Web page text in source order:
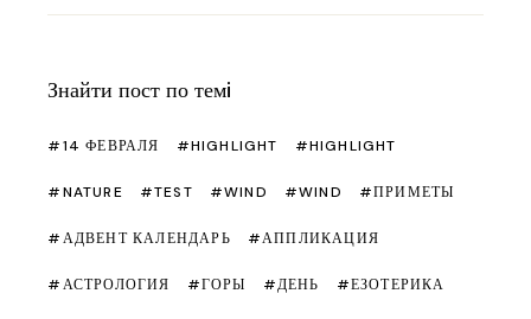
Знайти пост по темi
14 ФЕВРАЛЯ HIGHLIGHT HIGHLIGHT
NATURE TEST WIND WIND ПРИМЕТЫ
АДВЕНТ КАЛЕНДАРЬ АППЛИКАЦИЯ
АСТРОЛОГИЯ ГОРЫ ДЕНЬ ЕЗОТЕРИКА